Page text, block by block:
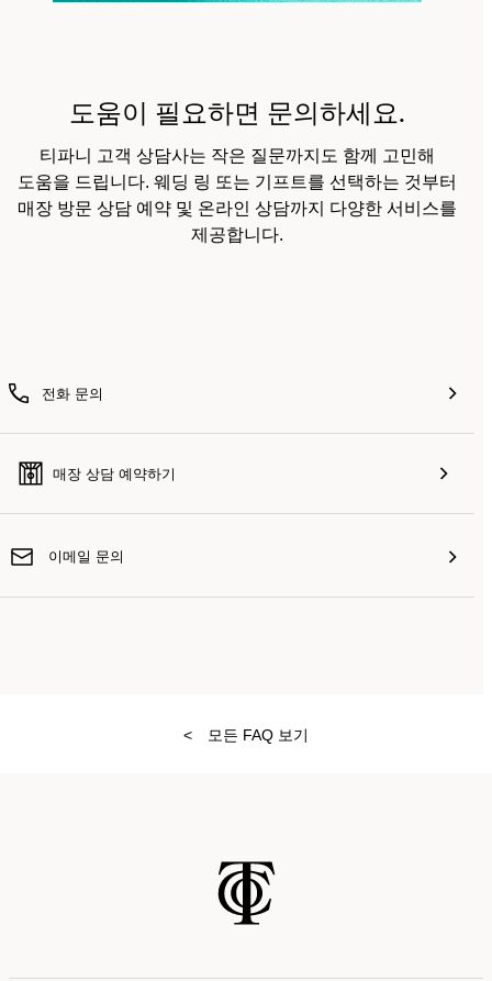
도움이 필요하면 문의하세요.
티파니 고객 상담사는 작은 질문까지도 함께 고민해
도움을 드립니다. 웨딩 링 또는 기프트를 선택하는 것부터
매장 방문 상담 예약 및 온라인 상담까지 다양한 서비스를
제공합니다.
전화 문의
매장 상담 예약하기
이메일 문의
< 모든 FAQ 보기